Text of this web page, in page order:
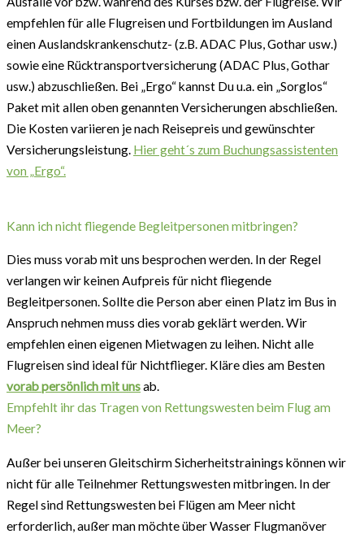
empfehlen für alle Flugreisen und Fortbildungen im Ausland
einen Auslandskrankenschutz- (z.B. ADAC Plus, Gothar usw.)
sowie eine Rücktransportversicherung (ADAC Plus, Gothar
usw.) abzuschließen. Bei „Ergo“ kannst Du u.a. ein „Sorglos“
Paket mit allen oben genannten Versicherungen abschließen.
Die Kosten variieren je nach Reisepreis und gewünschter
Versicherungsleistung. Hier geht´s zum Buchungsassistenten
von „Ergo“.
Kann ich nicht fliegende Begleitpersonen mitbringen?
Dies muss vorab mit uns besprochen werden. In der Regel
verlangen wir keinen Aufpreis für nicht fliegende
Begleitpersonen. Sollte die Person aber einen Platz im Bus in
Anspruch nehmen muss dies vorab geklärt werden. Wir
empfehlen einen eigenen Mietwagen zu leihen. Nicht alle
Flugreisen sind ideal für Nichtflieger. Kläre dies am Besten
vorab persönlich mit unsab.
Empfehlt ihr das Tragen von Rettungswesten beim Flug am
Meer?
Außer bei unseren Gleitschirm Sicherheitstrainings können wir
nicht für alle Teilnehmer Rettungswesten mitbringen. In der
Regel sind Rettungswesten bei Flügen am Meer nicht
erforderlich, außer man möchte über Wasser Flugmanöver